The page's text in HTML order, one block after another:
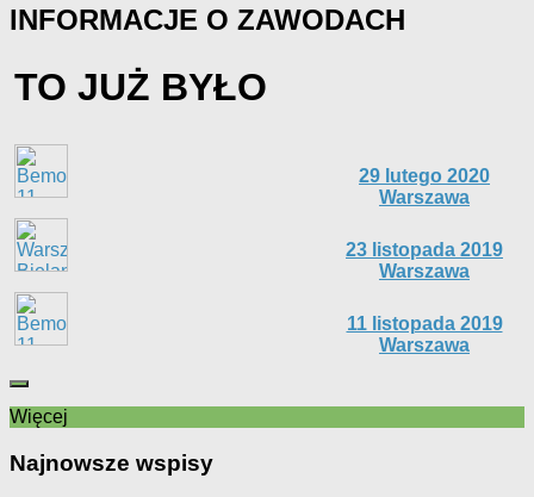
INFORMACJE O ZAWODACH
TO JUŻ BYŁO
29 lutego 2020
Warszawa
23 listopada 2019
Warszawa
11 listopada 2019
Warszawa
Więcej
Najnowsze wspisy